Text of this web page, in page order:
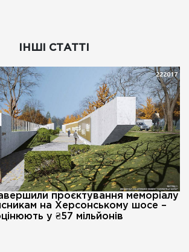
ІНШІ СТАТТІ
проєктування меморіалу
на Херсонському шосе –
у ₴57 мільйонів